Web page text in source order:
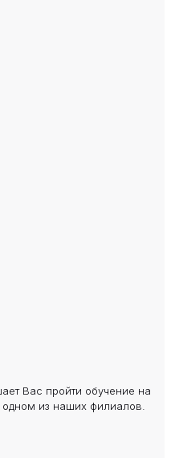
Вас пройти обучение на
из наших филиалов.